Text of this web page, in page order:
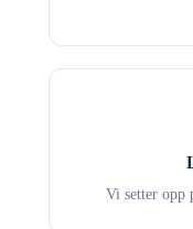
Vi setter opp